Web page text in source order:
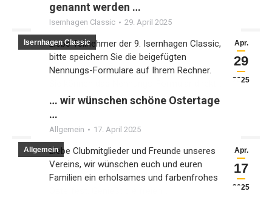
Apr.
29
2025
Isernhagen Classic
genannt werden …
Isernhagen Classic 29. April 2025
Liebe Teilnehmer der 9. Isernhagen Classic,
bitte speichern Sie die beigefügten
Nennungs-Formulare auf Ihrem Rechner.
Apr.
17
2025
Allgemein
… wir wünschen schöne Ostertage
…
Allgemein 17. April 2025
Liebe Clubmitglieder und Freunde unseres
Vereins, wir wünschen euch und euren
Familien ein erholsames und farbenfrohes